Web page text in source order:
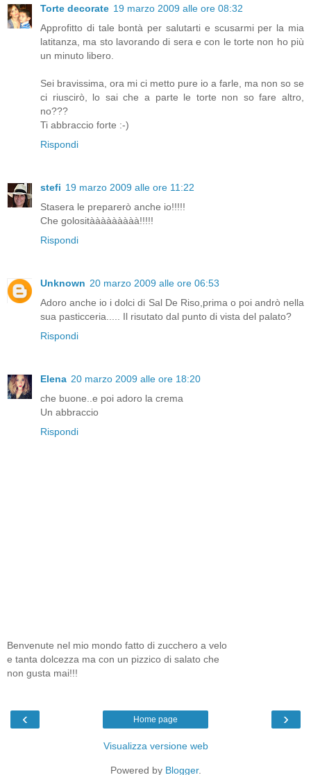
Torte decorate 19 marzo 2009 alle ore 08:32
Approfitto di tale bontà per salutarti e scusarmi per la mia
latitanza, ma sto lavorando di sera e con le torte non ho più
un minuto libero.
Sei bravissima, ora mi ci metto pure io a farle, ma non so se
ci riuscirò, lo sai che a parte le torte non so fare altro,
no???
Ti abbraccio forte :-)
Rispondi
stefi 19 marzo 2009 alle ore 11:22
Stasera le preparerò anche io!!!!!
Che golositààààààààà!!!!!
Rispondi
Unknown 20 marzo 2009 alle ore 06:53
Adoro anche io i dolci di Sal De Riso,prima o poi andrò nella
sua pasticceria..... Il risutato dal punto di vista del palato?
Rispondi
Elena 20 marzo 2009 alle ore 18:20
che buone..e poi adoro la crema
Un abbraccio
Rispondi
Benvenute nel mio mondo fatto di zucchero a velo
e tanta dolcezza ma con un pizzico di salato che
non gusta mai!!!
‹ ›
Home page
Visualizza versione web
Powered by Blogger.